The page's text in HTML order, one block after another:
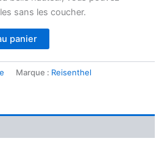
sans les coucher.
panier
Marque : Reisenthel